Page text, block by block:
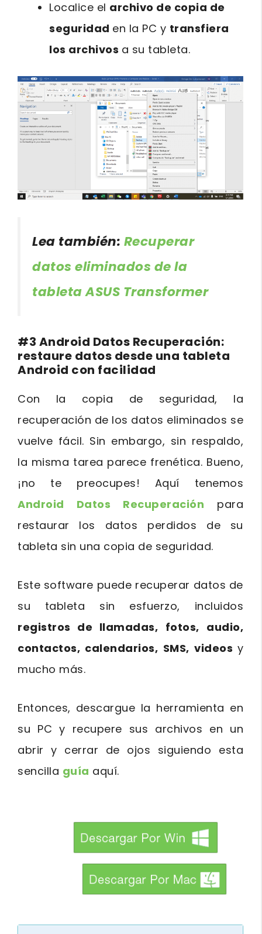
Localice el archivo de copia de
seguridad en la PC y transfiera
los archivos a su tableta.
Lea también: Recuperar
datos eliminados de la
tableta ASUS Transformer
#3 Android Datos Recuperación:
restaure datos desde una tableta
Android con facilidad
Con la copia de seguridad, la
recuperación de los datos eliminados se
vuelve fácil. Sin embargo, sin respaldo,
la misma tarea parece frenética. Bueno,
¡no te preocupes! Aquí tenemos
Android Datos Recuperación para
restaurar los datos perdidos de su
tableta sin una copia de seguridad.
Este software puede recuperar datos de
su tableta sin esfuerzo, incluidos
registros de llamadas, fotos, audio,
contactos, calendarios, SMS, videos y
mucho más.
Entonces, descargue la herramienta en
su PC y recupere sus archivos en un
abrir y cerrar de ojos siguiendo esta
sencilla guía aquí.